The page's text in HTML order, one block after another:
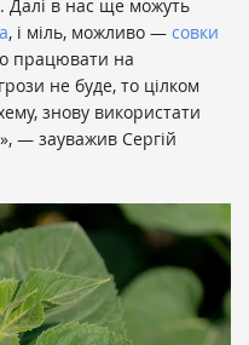
Далі в нас ще можуть
, і міль, можливо — совки
працювати на
не буде, то цілком
знову використати
— зауважив Сергій